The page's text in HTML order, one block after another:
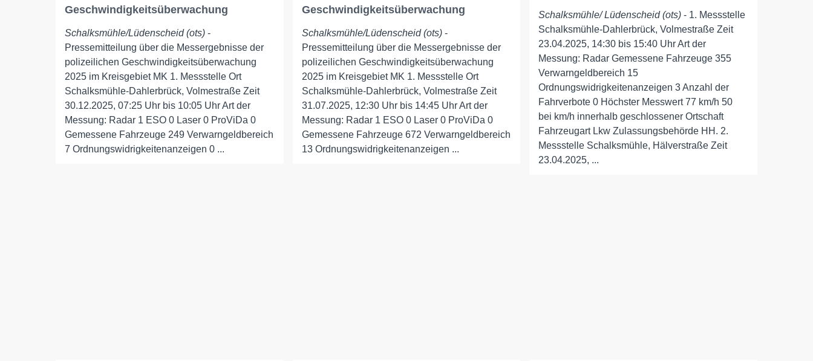
Geschwindigkeitsüberwachung
Schalksmühle/Lüdenscheid (ots) -
Pressemitteilung über die Messergebnisse der
polizeilichen Geschwindigkeitsüberwachung
2025 im Kreisgebiet MK 1. Messstelle Ort
Schalksmühle-Dahlerbrück, Volmestraße Zeit
30.12.2025, 07:25 Uhr bis 10:05 Uhr Art der
Messung: Radar 1 ESO 0 Laser 0 ProViDa 0
Gemessene Fahrzeuge 249 Verwarngeldbereich
7 Ordnungswidrigkeitenanzeigen 0 ...
Geschwindigkeitsüberwachung
Schalksmühle/Lüdenscheid (ots)-
Pressemitteilung über die Messergebnisse der
polizeilichen Geschwindigkeitsüberwachung
2025 im Kreisgebiet MK 1. Messstelle Ort
Schalksmühle-Dahlerbrück, Volmestraße Zeit
31.07.2025, 12:30 Uhr bis 14:45 Uhr Art der
Messung: Radar 1 ESO 0 Laser 0 ProViDa 0
Gemessene Fahrzeuge 672 Verwarngeldbereich
13 Ordnungswidrigkeitenanzeigen ...
Schalksmühle/ Lüdenscheid (ots) - 1. Messstelle
Schalksmühle-Dahlerbrück, Volmestraße Zeit
23.04.2025, 14:30 bis 15:40 Uhr Art der
Messung: Radar Gemessene Fahrzeuge 355
Verwarngeldbereich 15
Ordnungswidrigkeitenanzeigen 3 Anzahl der
Fahrverbote 0 Höchster Messwert 77 km/h 50
bei km/h innerhalb geschlossener Ortschaft
Fahrzeugart Lkw Zulassungsbehörde HH. 2.
Messstelle Schalksmühle, Hälverstraße Zeit
23.04.2025, ...